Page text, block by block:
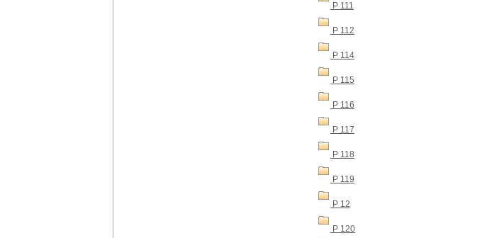
P 111
P 112
P 114
P 115
P 116
P 117
P 118
P 119
P 12
P 120